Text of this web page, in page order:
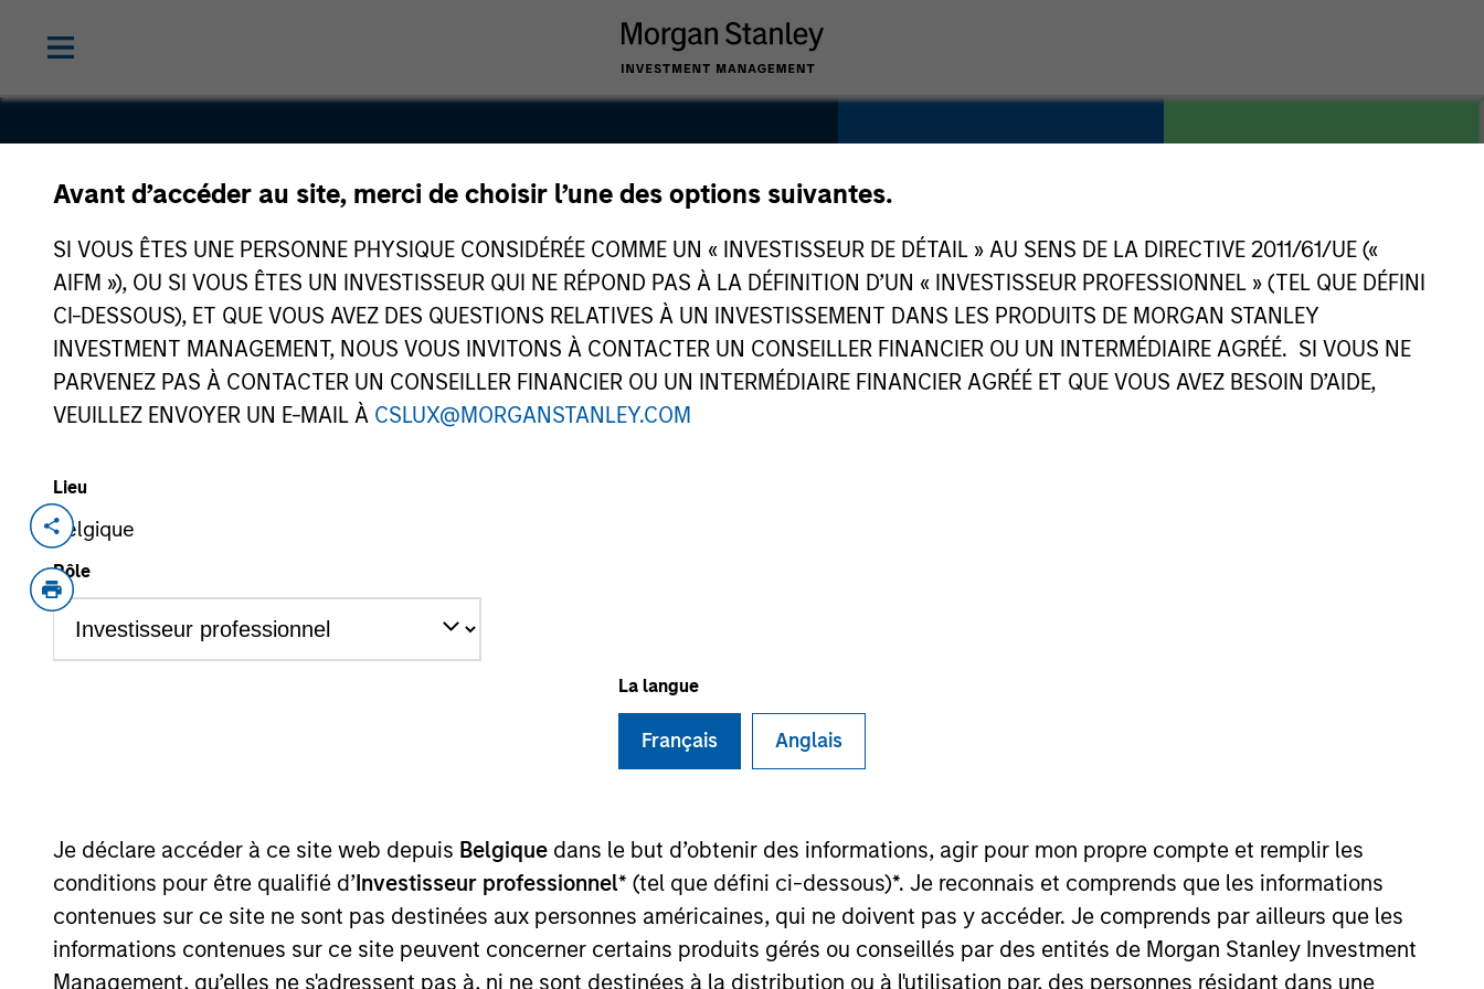
Avant d’accéder au site, merci de choisir l’une des options suivantes.
SI VOUS ÊTES UNE PERSONNE PHYSIQUE CONSIDÉRÉE COMME UN « INVESTISSEUR DE DÉTAIL » AU SENS DE LA DIRECTIVE 2011/61/UE («
AIFM »), OU SI VOUS ÊTES UN INVESTISSEUR QUI NE RÉPOND PAS À LA DÉFINITION D’UN « INVESTISSEUR PROFESSIONNEL » (TEL QUE DÉFINI
CI-DESSOUS), ET QUE VOUS AVEZ DES QUESTIONS RELATIVES À UN INVESTISSEMENT DANS LES PRODUITS DE MORGAN STANLEY
INVESTMENT MANAGEMENT, NOUS VOUS INVITONS À CONTACTER UN CONSEILLER FINANCIER OU UN INTERMÉDIAIRE AGRÉÉ. SI VOUS NE
PARVENEZ PAS À CONTACTER UN CONSEILLER FINANCIER OU UN INTERMÉDIAIRE FINANCIER AGRÉÉ ET QUE VOUS AVEZ BESOIN D’AIDE,
VEUILLEZ ENVOYER UN E-MAIL À CSLUX@MORGANSTANLEY.COM
Lieu
Belgique
Rôle
La langue
Français Anglais
Je déclare accéder à ce site web depuis Belgique dans le but d’obtenir des informations, agir pour mon propre compte et remplir les
conditions pour être qualifié d’Investisseur professionnel* (tel que défini ci-dessous)*. Je reconnais et comprends que les informations
contenues sur ce site ne sont pas destinées aux personnes américaines, qui ne doivent pas y accéder. Je comprends par ailleurs que les
informations contenues sur ce site peuvent concerner certains produits gérés ou conseillés par des entités de Morgan Stanley Investment
Management, qu’elles ne s'adressent pas à, ni ne sont destinées à la distribution ou à l'utilisation par, des personnes résidant dans une
Golden Cloud
Technology
SECTOR
Services
COUNTRY
China
Shenzhen ZTE Jinyun Technology Company Limited (“Golden Cloud Technology”) is a
leading Internet Data Center (“IDC”) business with a portfolio of 11 IDC centers in premium
locations across China, such as Beijing and Shenzhen, providing colocation and value
added services, with a focus on financial services sector
As of July 25, 2025. The above is provided for informational and educational purposes only. There is no guarantee that the investment mentioned
only as a convenience and the inclusion of any hyperlink is not and does not imply any endorsement, approval, investigation, verification or
monitoring by us of any information contained in any hyperlinked site. In no event shall we be responsible for the information contained on the site
or your use of such site.